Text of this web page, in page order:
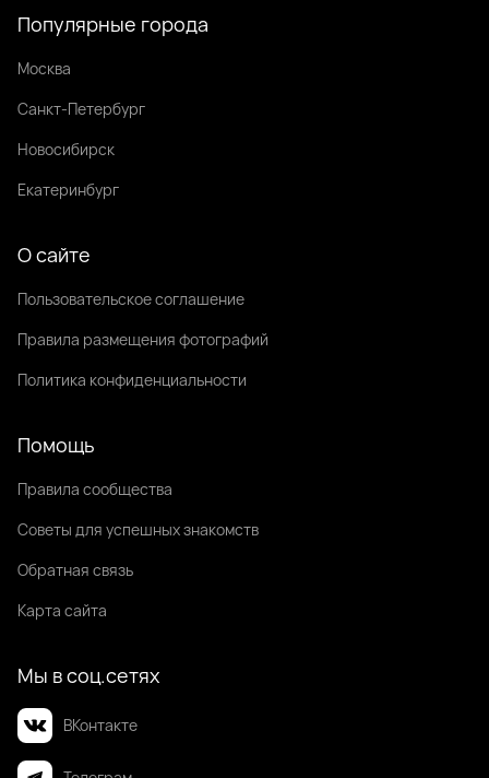
Популярные города
Москва
Санкт-Петербург
Новосибирск
Екатеринбург
О сайте
Пользовательское соглашение
Правила размещения фотографий
Политика конфиденциальности
Помощь
Правила сообщества
Советы для успешных знакомств
Обратная связь
Карта сайта
Мы в соц.сетях
ВКонтакте